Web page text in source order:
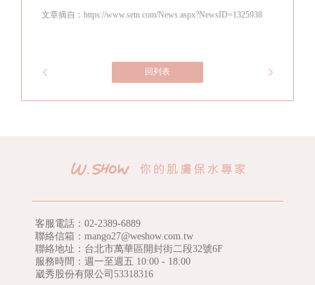
文章摘自：https://www.setn.com/News.aspx?NewsID=1325938
回列表
客服電話： 02-2389-6889
聯絡信箱：mango27@weshow.com.tw
聯絡地址：台北市萬華區開封街二段32號6F
服務時間：週一至週五 10:00 - 18:00
崴秀股份有限公司53318316